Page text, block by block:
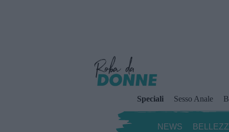
Speciali Sesso Anale
NEWS